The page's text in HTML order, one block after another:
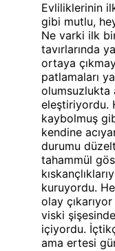
Evliliklerinin
gibi mutlu,
Ne varki ilk
tavırlarında
ortaya
patlamaları
olumsuzlukta
eleştiriyordu.
kaybolmuş
kendine
durumu
tahammül
kuruyordu.
olay
viski
içiyordu.
ama ertesi